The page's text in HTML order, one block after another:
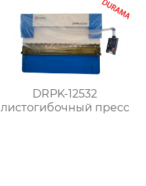
DRPK-12532
листогибочный пресс